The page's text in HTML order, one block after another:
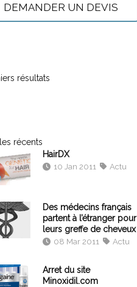
DEMANDER UN DEVIS
résultats
récents
HairDX
10 Jan 2011 Actu
Des médecins français
partent à l’étranger pour
leurs greffe de cheveux
08 Mar 2011 Actu
Arret du site
Minoxidil.com